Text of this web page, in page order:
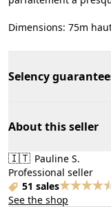
Dimensions: 75m
Selency
About this seller
🇮🇹 Pauline S.
Professional seller
51 sales
See the shop